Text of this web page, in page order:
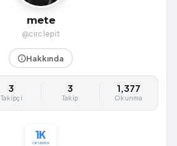
mete
@circlepit
Hakkında
3
Takipçi
3
Takip
1,377
Okunma
1K
OKUNMA